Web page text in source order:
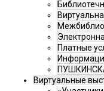
Платные
Виртуальные